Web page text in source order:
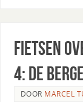
Fietsen
4: de
DOOR MARCEL